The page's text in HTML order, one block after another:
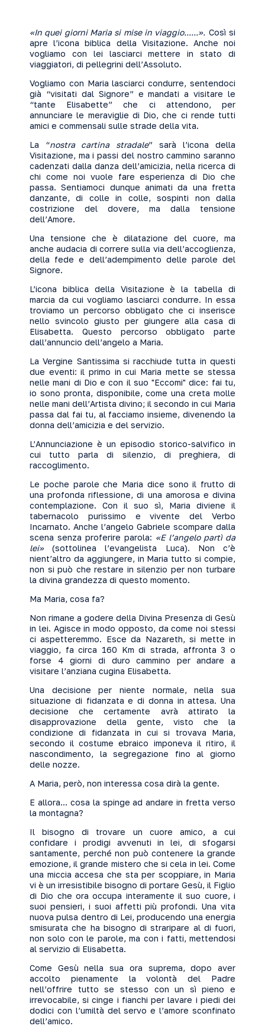
«In quei giorni Maria si mise in viaggio......». Così si
apre l’icona biblica della Visitazione. Anche noi
vogliamo con lei lasciarci mettere in stato di
viaggiatori, di pellegrini dell’Assoluto.
Vogliamo con Maria lasciarci condurre, sentendoci
già “visitati dal Signore” e mandati a visitare le
“tante Elisabette” che ci attendono, per
annunciare le meraviglie di Dio, che ci rende tutti
amici e commensali sulle strade della vita.
La “nostra cartina stradale” sarà l’icona della
Visitazione, ma i passi del nostro cammino saranno
cadenzati dalla danza dell’amicizia, nella ricerca di
chi come noi vuole fare esperienza di Dio che
passa. Sentiamoci dunque animati da una fretta
danzante, di colle in colle, sospinti non dalla
costrizione del dovere, ma dalla tensione
dell’Amore.
Una tensione che è dilatazione del cuore, ma
anche audacia di correre sulla via dell’accoglienza,
della fede e dell’adempimento delle parole del
Signore.
L’icona biblica della Visitazione è la tabella di
marcia da cui vogliamo lasciarci condurre. In essa
troviamo un percorso obbligato che ci inserisce
nello svincolo giusto per giungere alla casa di
Elisabetta. Questo percorso obbligato parte
dall’annuncio dell’angelo a Maria.
La Vergine Santissima si racchiude tutta in questi
due eventi: il primo in cui Maria mette se stessa
nelle mani di Dio e con il suo "Eccomi" dice: fai tu,
io sono pronta, disponibile, come una creta molle
nelle mani dell’Artista divino; il secondo in cui Maria
passa dal fai tu, al facciamo insieme, divenendo la
donna dell’amicizia e del servizio.
L’Annunciazione è un episodio storico-salvifico in
cui tutto parla di silenzio, di preghiera, di
raccoglimento.
Le poche parole che Maria dice sono il frutto di
una profonda riflessione, di una amorosa e divina
contemplazione. Con il suo sì, Maria diviene il
tabernacolo purissimo e vivente del Verbo
Incarnato. Anche l’angelo Gabriele scompare dalla
scena senza proferire parola: «E l’angelo partì da
lei»(sottolinea l’evangelista Luca). Non c’è
nient’altro da aggiungere, in Maria tutto si compie,
non si può che restare in silenzio per non turbare
la divina grandezza di questo momento.
Ma Maria, cosa fa?
Non rimane a godere della Divina Presenza di Gesù
in lei. Agisce in modo opposto, da come noi stessi
ci aspetteremmo. Esce da Nazareth, si mette in
viaggio, fa circa 160 Km di strada, affronta 3 o
forse 4 giorni di duro cammino per andare a
visitare l’anziana cugina Elisabetta.
Una decisione per niente normale, nella sua
situazione di fidanzata e di donna in attesa. Una
decisione che certamente avrà attirato la
disapprovazione della gente, visto che la
condizione di fidanzata in cui si trovava Maria,
secondo il costume ebraico imponeva il ritiro, il
nascondimento, la segregazione fino al giorno
delle nozze.
A Maria, però, non interessa cosa dirà la gente.
E allora... cosa la spinge ad andare in fretta verso
la montagna?
Il bisogno di trovare un cuore amico, a cui
confidare i prodigi avvenuti in lei, di sfogarsi
santamente, perché non può contenere la grande
emozione, il grande mistero che si cela in lei. Come
una miccia accesa che sta per scoppiare, in Maria
vi è un irresistibile bisogno di portare Gesù, il Figlio
di Dio che ora occupa interamente il suo cuore, i
suoi pensieri, i suoi affetti più profondi. Una vita
nuova pulsa dentro di Lei, producendo una energia
smisurata che ha bisogno di straripare al di fuori,
non solo con le parole, ma con i fatti, mettendosi
al servizio di Elisabetta.
Come Gesù nella sua ora suprema, dopo aver
accolto pienamente la volontà del Padre
nell’offrire tutto se stesso con un sì pieno e
irrevocabile, si cinge i fianchi per lavare i piedi dei
dodici con l’umiltà del servo e l’amore sconfinato
dell’amico.